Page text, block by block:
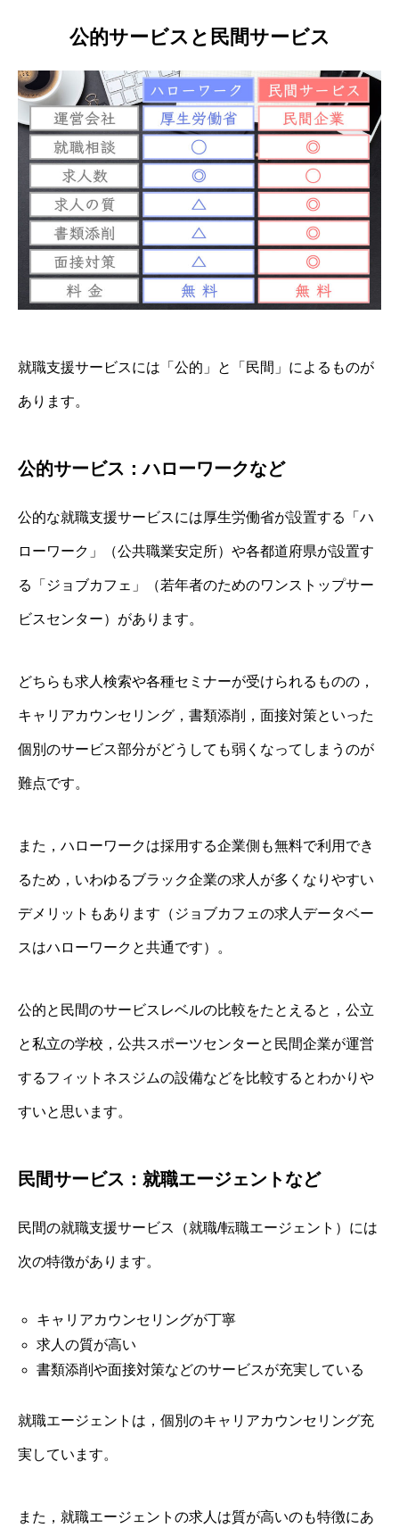
公的サービスと民間サービス
就職支援サービスには「公的」と「民間」によるものが
あります。
公的サービス：ハローワークなど
公的な就職支援サービスには厚生労働省が設置する「ハ
ローワーク」（公共職業安定所）や各都道府県が設置す
る「ジョブカフェ」（若年者のためのワンストップサー
ビスセンター）があります。
どちらも求人検索や各種セミナーが受けられるものの，
キャリアカウンセリング，書類添削，面接対策といった
個別のサービス部分がどうしても弱くなってしまうのが
難点です。
また，ハローワークは採用する企業側も無料で利用でき
るため，いわゆるブラック企業の求人が多くなりやすい
デメリットもあります（ジョブカフェの求人データベー
スはハローワークと共通です）。
公的と民間のサービスレベルの比較をたとえると，公立
と私立の学校，公共スポーツセンターと民間企業が運営
するフィットネスジムの設備などを比較するとわかりや
すいと思います。
民間サービス：就職エージェントなど
民間の就職支援サービス（就職/転職エージェント）には
次の特徴があります。
キャリアカウンセリングが丁寧
求人の質が高い
書類添削や面接対策などのサービスが充実している
就職エージェントは，個別のキャリアカウンセリング充
実しています。
また，就職エージェントの求人は質が高いのも特徴にあ